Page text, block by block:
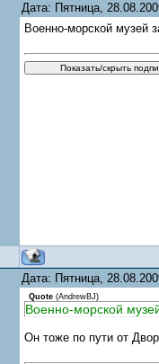
Дата: Пятница,
Военно-морской музей
Дата: Пятница,
Quote (AndrewBJ)
Военно-морской
Он тоже по пути от